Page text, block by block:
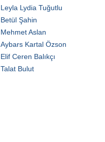
Leyla Lydia Tuğutlu
Betül Şahin
Mehmet Aslan
Aybars Kartal Özson
Elif Ceren Balıkçı
Talat Bulut